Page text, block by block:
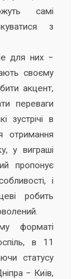
самі
з
для них −
своєму
акцент,
переваги
зустрічі в
отримання
у виграші
пропонує
і
робить
форматі
в 11
статусу
− Київ,